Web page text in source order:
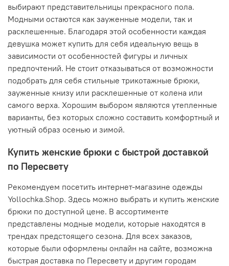
выбирают представительницы прекрасного пола.
Модными остаются как зауженные модели, так и
расклешенные. Благодаря этой особенности каждая
девушка может купить для себя идеальную вещь в
зависимости от особенностей фигуры и личных
предпочтений. Не стоит отказываться от возможности
подобрать для себя стильные трикотажные брюки,
зауженные книзу или расклешенные от колена или
самого верха. Хорошим выбором являются утепленные
варианты, без которых сложно составить комфортный и
уютный образ осенью и зимой.
Купить женские брюки с быстрой доставкой
по Пересвету
Рекомендуем посетить интернет-магазине одежды
Yollochka.Shop. Здесь можно выбрать и купить женские
брюки по доступной цене. В ассортименте
представлены модные модели, которые находятся в
трендах предстоящего сезона. Для всех заказов,
которые были оформлены онлайн на сайте, возможна
быстрая доставка по Пересвету и другим городам